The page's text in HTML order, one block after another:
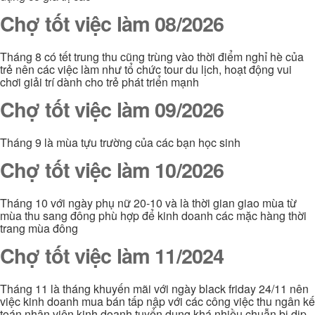
Chợ tốt việc làm 08/2026
Tháng 8 có tết trung thu cũng trùng vào thời điểm nghỉ hè của
trẻ nên các việc làm như tổ chức tour du lịch, hoạt động vui
chơi giải trí dành cho trẻ phát triển mạnh
Chợ tốt việc làm 09/2026
Tháng 9 là mùa tựu trường của các bạn học sinh
Chợ tốt việc làm 10/2026
Tháng 10 với ngày phụ nữ 20-10 và là thời gian giao mùa từ
mùa thu sang đông phù hợp để kinh doanh các mặc hàng thời
trang mùa đông
Chợ tốt việc làm 11/2024
Tháng 11 là tháng khuyến mãi với ngày black friday 24/11 nên
việc kinh doanh mua bán tấp nập với các công việc thu ngân kế